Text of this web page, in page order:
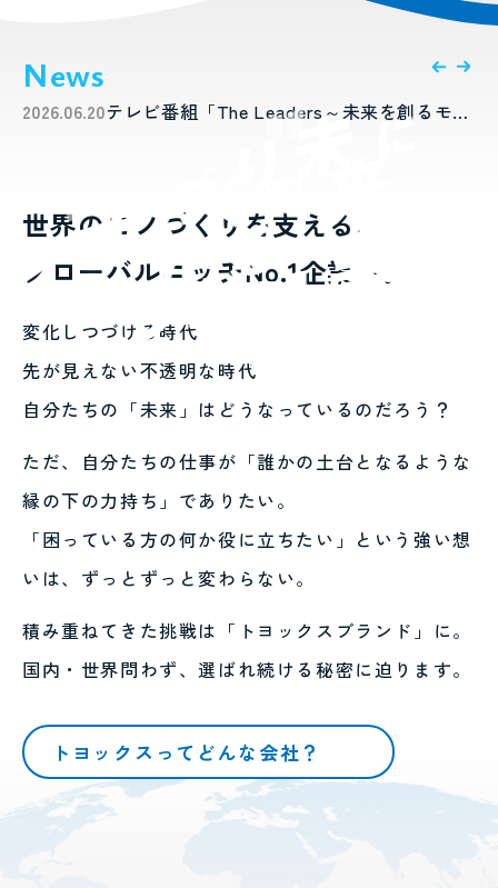
News
2026.06.20テレビ番組「The Leaders～未来を創るモノ
世界のモノづくりを支える、
グローバルニッチNo.1企業へ。
変化しつづける時代
先が見えない不透明な時代
自分たちの「未来」はどうなっているのだろう？
ただ、自分たちの仕事が「誰かの土台となるような
縁の下の力持ち」でありたい。
「困っている方の何か役に立ちたい」という強い想
いは、 ずっとずっと変わらない。
積み重ねてきた挑戦は「トヨックスブランド」に。
国内・世界問わず、選ばれ続ける秘密に迫ります。
トヨックスってどんな会社？